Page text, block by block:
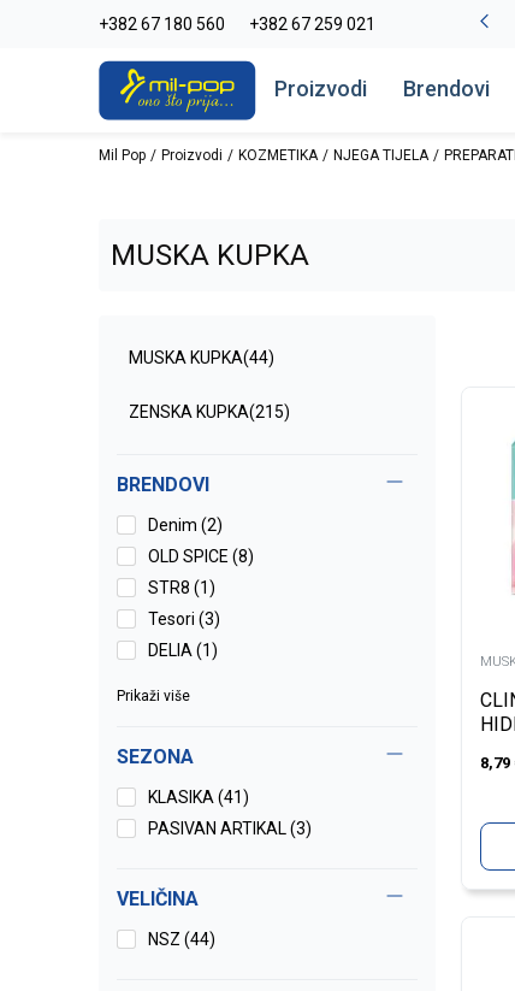
+382 67 180 560 +382 67 259 021
La Plage peškiri do -30% Pogledaj više
Proizvodi Brendovi
Mil Pop Proizvodi KOZMETIKA NJEGA TIJELA
MUSKA KUPKA
MUSKA KUPKA(44)
ZENSKA KUPKA(215)
BRENDOVI
Denim (2)
OLD SPICE (8)
STR8 (1)
Tesori (3)
DELIA (1)
Prikaži više
SEZONA
KLASIKA (41)
PASIVAN ARTIKAL (3)
VELIČINA
NSZ (44)
8,79